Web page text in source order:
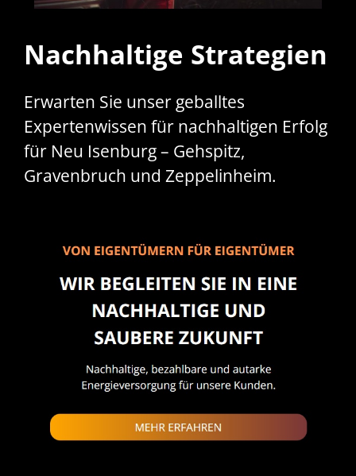
Nachhaltige Strategien
Erwarten Sie unser geballtes
Expertenwissen für nachhaltigen Erfolg
für Neu Isenburg – Gehspitz,
Gravenbruch und Zeppelinheim.